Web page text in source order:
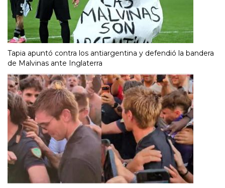
Tapia apuntó contra los antiargentina y defendió la bandera
de Malvinas ante Inglaterra